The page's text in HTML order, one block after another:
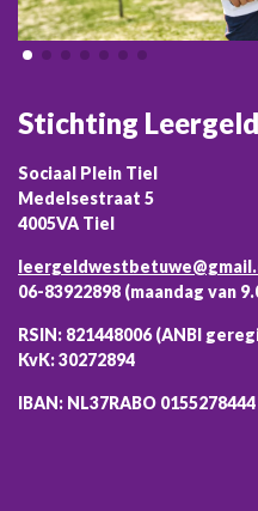
Stichting
Sociaal Plein Tiel
Medelsestraat 5
4005VA Tiel
06-83922898 (maandag van
RSIN: 821448006 (ANBI
KvK: 30272894
IBAN: NL37RABO 0155278444